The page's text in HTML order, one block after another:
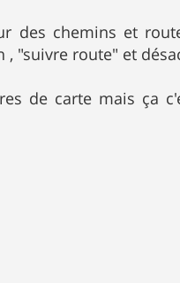
des chemins et
"suivre route" et
de carte mais ça